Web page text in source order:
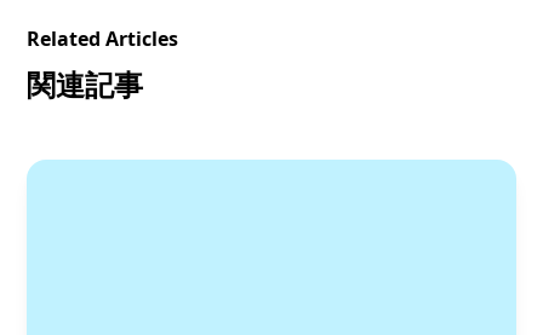
Related Articles
関連記事